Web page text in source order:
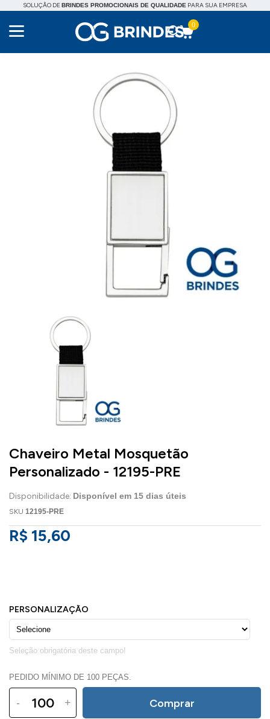
SOLUÇÃO DEBRINDES PROMOCIONAIS DE QUALIDADE PARA SUA EMPRESA
0
Chaveiro Metal Mosquetão
Personalizado - 12195-PRE
Disponibilidade: Disponível em 15 dias úteis
SKU 12195-PRE
R$ 15,60
PEDIDO MÍNIMO DE 100 PEÇAS.
- + Comprar